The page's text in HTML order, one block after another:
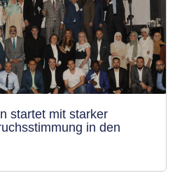
startet mit starker
in den